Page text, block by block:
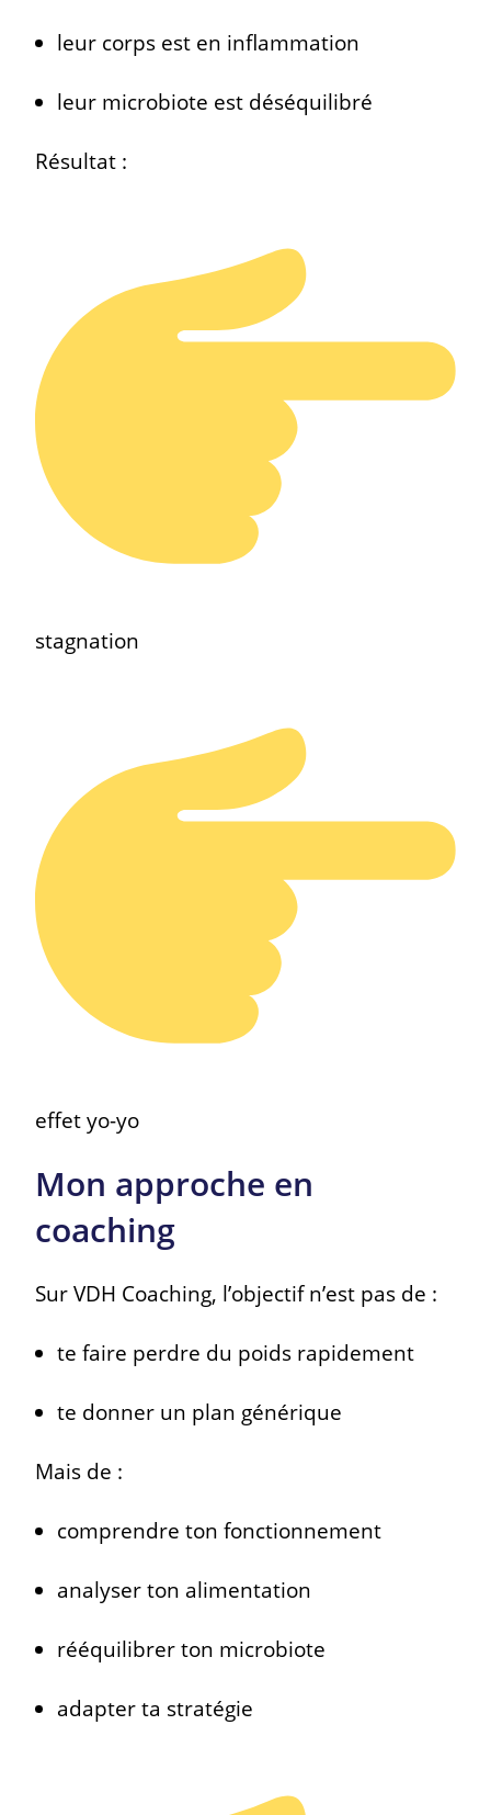
leur corps est en inflammation
leur microbiote est déséquilibré
Résultat :
stagnation
effet yo-yo
Mon approche en
coaching
Sur VDH Coaching, l’objectif n’est pas de :
te faire perdre du poids rapidement
te donner un plan générique
Mais de :
comprendre ton fonctionnement
analyser ton alimentation
rééquilibrer ton microbiote
adapter ta stratégie